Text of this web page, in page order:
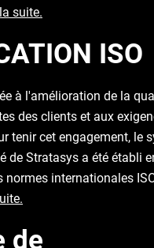
suite.
ISO
à l'amélioration de la
des clients et aux
tenir cet engagement, le
de Stratasys a été établi
normes internationales
de